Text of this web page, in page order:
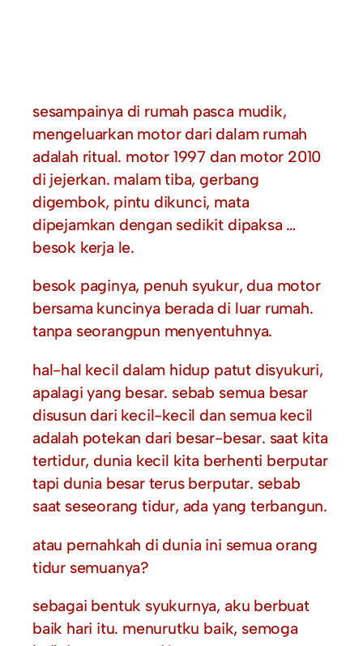
sesampainya di rumah pasca mudik,
mengeluarkan motor dari dalam rumah
adalah ritual. motor 1997 dan motor 2010
di jejerkan. malam tiba, gerbang
digembok, pintu dikunci, mata
dipejamkan dengan sedikit dipaksa …
besok kerja le.
besok paginya, penuh syukur, dua motor
bersama kuncinya berada di luar rumah.
tanpa seorangpun menyentuhnya.
hal-hal kecil dalam hidup patut disyukuri,
apalagi yang besar. sebab semua besar
disusun dari kecil-kecil dan semua kecil
adalah potekan dari besar-besar. saat kita
tertidur, dunia kecil kita berhenti berputar
tapi dunia besar terus berputar. sebab
saat seseorang tidur, ada yang terbangun.
atau pernahkah di dunia ini semua orang
tidur semuanya?
sebagai bentuk syukurnya, aku berbuat
baik hari itu. menurutku baik, semoga